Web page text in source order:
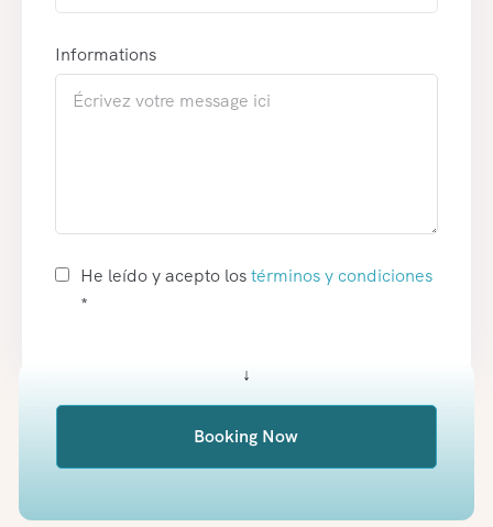
Informations
He leído y acepto lostérminos y condiciones
*
Booking Now